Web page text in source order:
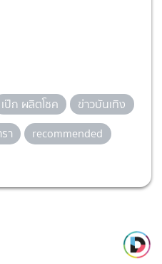
เป๊ก ผลิตโชค
ข่าวบันเทิง
า recommended